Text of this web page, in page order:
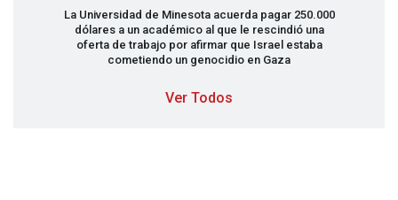
La Universidad de Minesota acuerda pagar 250.000
dólares a un académico al que le rescindió una
oferta de trabajo por afirmar que Israel estaba
cometiendo un genocidio en Gaza
Ver Todos